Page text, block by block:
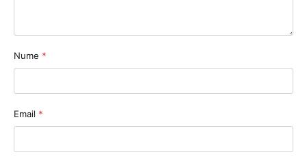
Nume *
Email *